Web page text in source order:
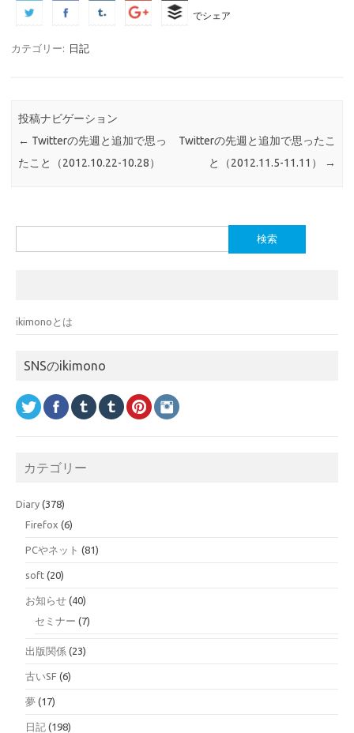
でシェア
カテゴリー: 日記
投稿ナビゲーション
← Twitterの先週と追加で思っ
たこと（2012.10.22-10.28）
Twitterの先週と追加で思ったこ
と（2012.11.5-11.11）
→
索:
ikimonoとは
SNSのikimono
カテゴリー
Diary (378)
Firefox (6)
PCやネット (81)
soft (20)
お知らせ (40)
セミナー (7)
出版関係 (23)
古いSF (6)
夢 (17)
日記 (198)